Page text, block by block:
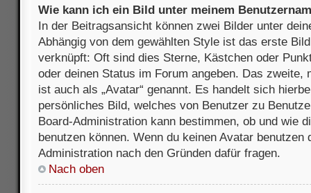
Wie kann ich ein Bild unter meinem
In der Beitragsansicht können zwei Bilder unter
Abhängig von dem gewählten Style ist das erste
verknüpft: Oft sind dies Sterne, Kästchen oder
oder deinen Status im Forum angeben. Das zweite,
ist auch als „Avatar“ genannt. Es handelt sich
persönliches Bild, welches von Benutzer zu
Board-Administration kann bestimmen, ob und wie
benutzen können. Wenn du keinen Avatar
Administration nach den Gründen dafür fragen.
Nach oben